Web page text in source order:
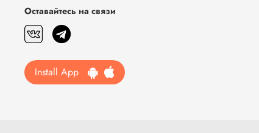
Оставайтесь на связи
Install App